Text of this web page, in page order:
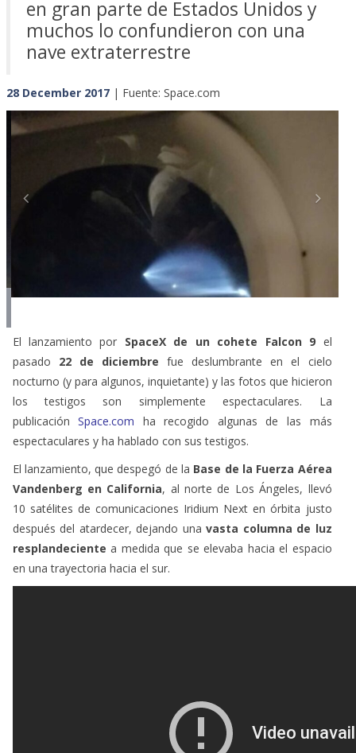
en gran parte de Estados Unidos y
muchos lo confundieron con una
nave extraterrestre
28 December 2017| Fuente: Space.com
Previous
nocturno (y para algunos, inquietante) y las fotos que hicieron
los testigos son simplemente espectaculares. La
publicación
Space.com
ha recogido algunas de las más
espectaculares y ha hablado con sus testigos.
El lanzamiento, que despegó de laBase de la Fuerza Aérea
10 satélites de comunicaciones Iridium Next en órbita justo
después del atardecer, dejando una
vasta columna de luz
a medida que se elevaba hacia el espacio
en una trayectoria hacia el sur.